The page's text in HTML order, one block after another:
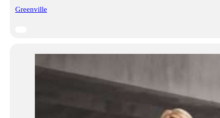
Greenville